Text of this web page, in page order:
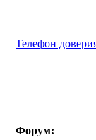
Телефон
Форум: